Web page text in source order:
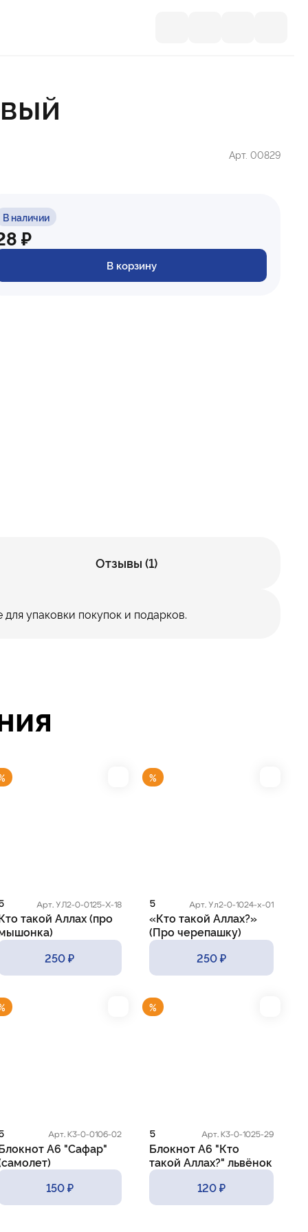
Арт. 00829
В наличии
₽
В корзину
Отзывы (1)
упаковки покупок и подарков.
Арт. УЛ2-0-0125-Х-18
такой Аллах (про
250 ₽
%
5 Арт. Ул2-0-1024-х-01
«Кто такой Аллах?»
(Про черепашку)
250 ₽
Арт. К3-0-0106-02
А6 "Сафар"
150 ₽
%
5 Арт. К3-0-1025-29
Блокнот А6 "Кто
такой Аллах?" львёнок
с бабочкой
120 ₽